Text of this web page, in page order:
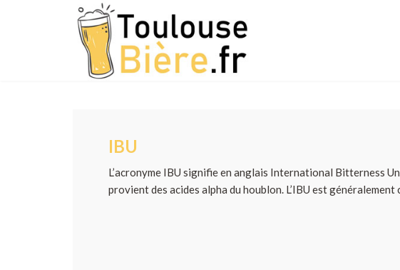
IBU
L’acronyme IBU signifie en anglais International Bitterness
provient des acides alpha du houblon. L’IBU est